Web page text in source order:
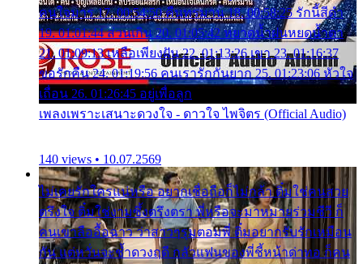
คนใจมาร 17. 00:54:50 คืนทรมาน 18. 00:58:25 รักนี้สีดำ
19. 01:01:44 ส่วนเกิน 20. 01:05:42 หยาดน้ำฝนหยดน้ำตา
21. 01:09:13 เหลือเพียงฝัน 22. 01:13:26 เขา 23. 01:16:37
ขอรักคืน 24. 01:19:56 คนเรารักกันยาก 25. 01:23:06 หัวใจ
เถื่อน 26. 01:26:45 อยู่เพื่อลูก
เพลงเพราะเสนาะดวงใจ - ดาวใจ ไพจิตร (Official Audio)
140 views • 10.07.2569
ไม่เคยรักใครแน่หรือ อยากเชื่อถือก็ไม่กล้า ติ๋มใช่คนสวย
ตรึงใจ ติ๋มใช่งามซึ้งตรึงตรา พี่หรือจะมาหมายร่วมชีวี ก็
คนเขาลืออื้อฉาว ว่าสาวๆรุมตอมพี่ ติ๋มอยากรับรักเหมือน
กัน แต่หวั่นจะช้ำดวงฤดี กลัวแฟนของพี่ชี้หน้าด่าทอ ก็คน